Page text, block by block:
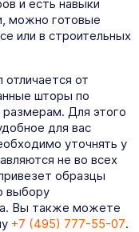
и есть навыки
можно готовые
или в строительных
от
шторы по
Для этого
для вас
уточнять у
не во всех
образцы
выбору
Вы также можете
+7 (495) 777-55-07.